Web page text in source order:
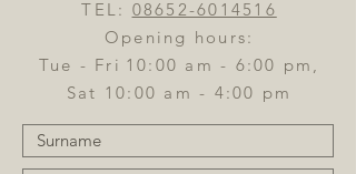
TEL: 08652-6014516
Opening hours:
Tue - Fri 10:00 am - 6:00 pm,
Sat 10:00 am - 4:00 pm